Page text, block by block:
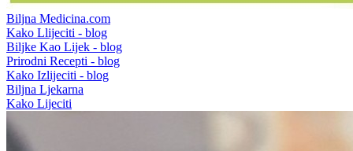
Biljna Medicina.com
Kako Llijeciti - blog
Biljke Kao Lijek - blog
Prirodni Recepti - blog
Kako Izlijeciti - blog
Biljna Ljekarna
Kako Lijeciti